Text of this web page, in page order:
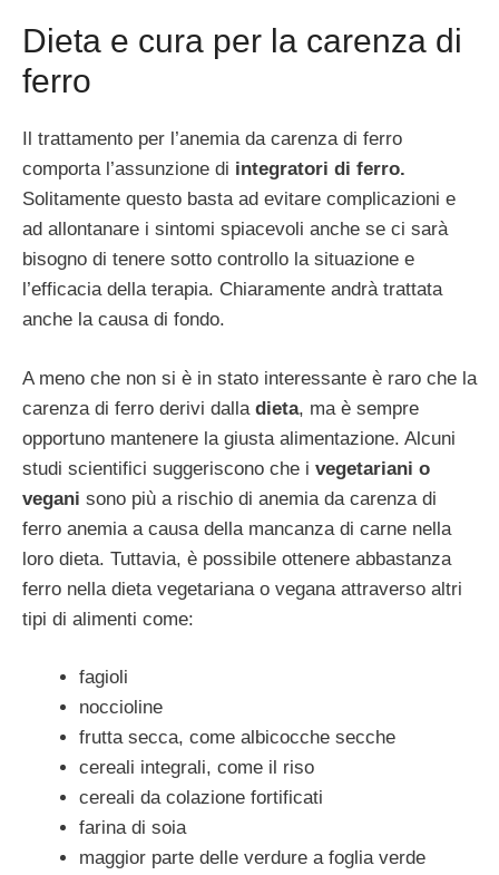
Dieta e cura per la carenza di
ferro
Il trattamento per l’anemia da carenza di ferro
comporta l’assunzione di integratori di ferro.
Solitamente questo basta ad evitare complicazioni e
ad allontanare i sintomi spiacevoli anche se ci sarà
bisogno di tenere sotto controllo la situazione e
l’efficacia della terapia. Chiaramente andrà trattata
anche la causa di fondo.
A meno che non si è in stato interessante è raro che la
carenza di ferro derivi dalla dieta, ma è sempre
opportuno mantenere la giusta alimentazione. Alcuni
studi scientifici suggeriscono che i vegetariani o
vegani sono più a rischio di anemia da carenza di
ferro anemia a causa della mancanza di carne nella
loro dieta. Tuttavia, è possibile ottenere abbastanza
ferro nella dieta vegetariana o vegana attraverso altri
tipi di alimenti come:
fagioli
noccioline
frutta secca, come albicocche secche
cereali integrali, come il riso
cereali da colazione fortificati
farina di soia
maggior parte delle verdure a foglia verde